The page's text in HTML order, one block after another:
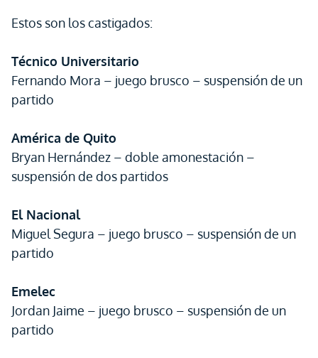
Estos son los castigados:
Técnico Universitario
Fernando Mora – juego brusco – suspensión de un
partido
América de Quito
Bryan Hernández – doble amonestación –
suspensión de dos partidos
El Nacional
Miguel Segura – juego brusco – suspensión de un
partido
Emelec
Jordan Jaime – juego brusco – suspensión de un
partido